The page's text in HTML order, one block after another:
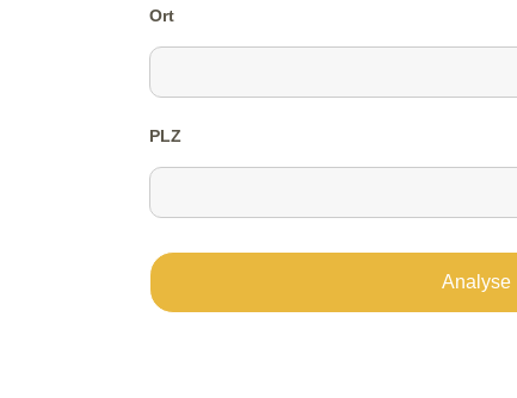
Ort
PLZ
Analyse